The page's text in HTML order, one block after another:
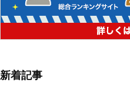
新着記事